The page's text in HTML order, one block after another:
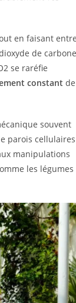
en faisant
de carbone
se raréfie
constant de
souvent
parois cellulaires
manipulations
les légumes